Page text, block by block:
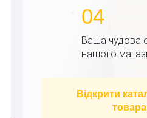
04
Ваша чудова
нашого
Відкрити